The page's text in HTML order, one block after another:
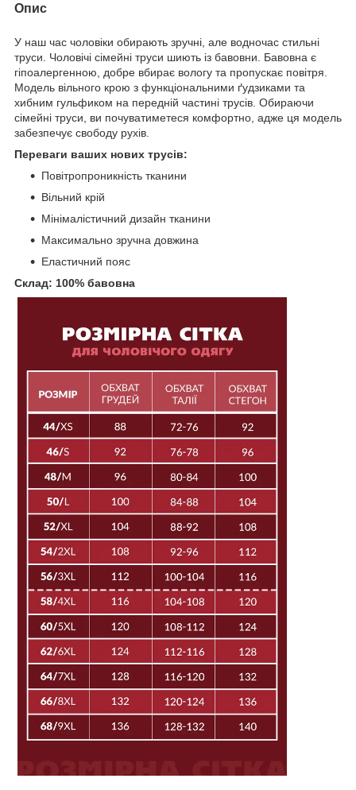
Опис
У наш час чоловіки обирають зручні, але водночас стильні
труси. Чоловічі сімейні труси шиють із бавовни. Бавовна є
гіпоалергенною, добре вбирає вологу та пропускає повітря.
Модель вільного крою з функціональними ґудзиками та
хибним гульфиком на передній частині трусів. Обираючи
сімейні труси, ви почуватиметеся комфортно, адже ця модель
забезпечує свободу рухів.
Переваги ваших нових трусів:
Повітропроникність тканини
Вільний крій
Мінімалістичний дизайн тканини
Максимально зручна довжина
Еластичний пояс
Склад: 100% бавовна